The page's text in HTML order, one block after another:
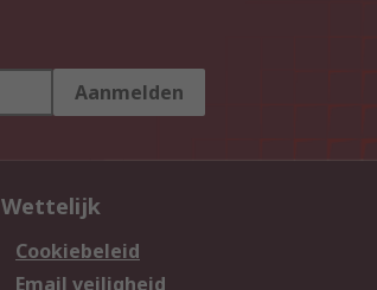
Aanmelden
Wettelijk
Cookiebeleid
Email veiligheid